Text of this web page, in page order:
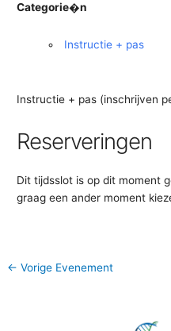
Categorie�n
Instructie + pas
Instructie + pas (inschrijven
Reserveringen
Dit tijdsslot is op dit moment
graag een ander moment
← Vorige Evenement